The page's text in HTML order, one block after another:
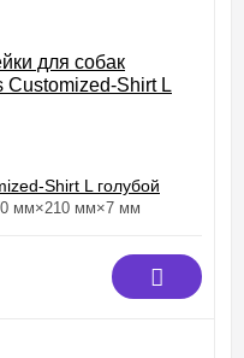
для собак
Customized-Shirt L
мм×210 мм×7 мм